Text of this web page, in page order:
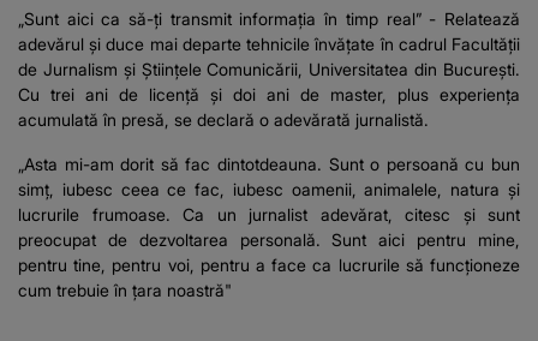
„Sunt aici ca să-ți transmit informația în timp real” - Relatează
adevărul și duce mai departe tehnicile învățate în cadrul Facultății
de Jurnalism și Științele Comunicării, Universitatea din București.
Cu trei ani de licență și doi ani de master, plus experiența
acumulată în presă, se declară o adevărată jurnalistă.
„Asta mi-am dorit să fac dintotdeauna. Sunt o persoană cu bun
simț, iubesc ceea ce fac, iubesc oamenii, animalele, natura și
lucrurile frumoase. Ca un jurnalist adevărat, citesc și sunt
preocupat de dezvoltarea personală. Sunt aici pentru mine,
pentru tine, pentru voi, pentru a face ca lucrurile să funcționeze
cum trebuie în țara noastră"